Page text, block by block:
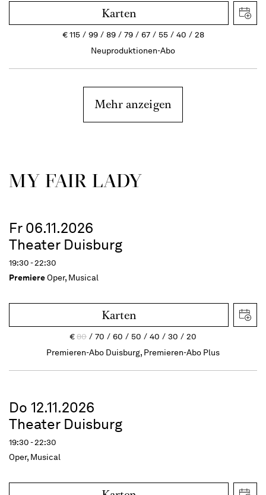
Karten
€115 99 89 79 67 55 40
28
Neuproduktionen-Abo
Mehr anzeigen
MY FAIR LADY
Fr 06.11.2026
Theater Duisburg
19:30 - 22:30
PremiereOper, Musical
Karten
€80 70 60 50 40 30
20
Premieren-Abo Duisburg, Premieren-Abo Plus
Do 12.11.2026
Theater Duisburg
19:30 - 22:30
Oper, Musical